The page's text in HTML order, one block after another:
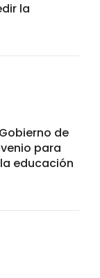
la
de
para
educación